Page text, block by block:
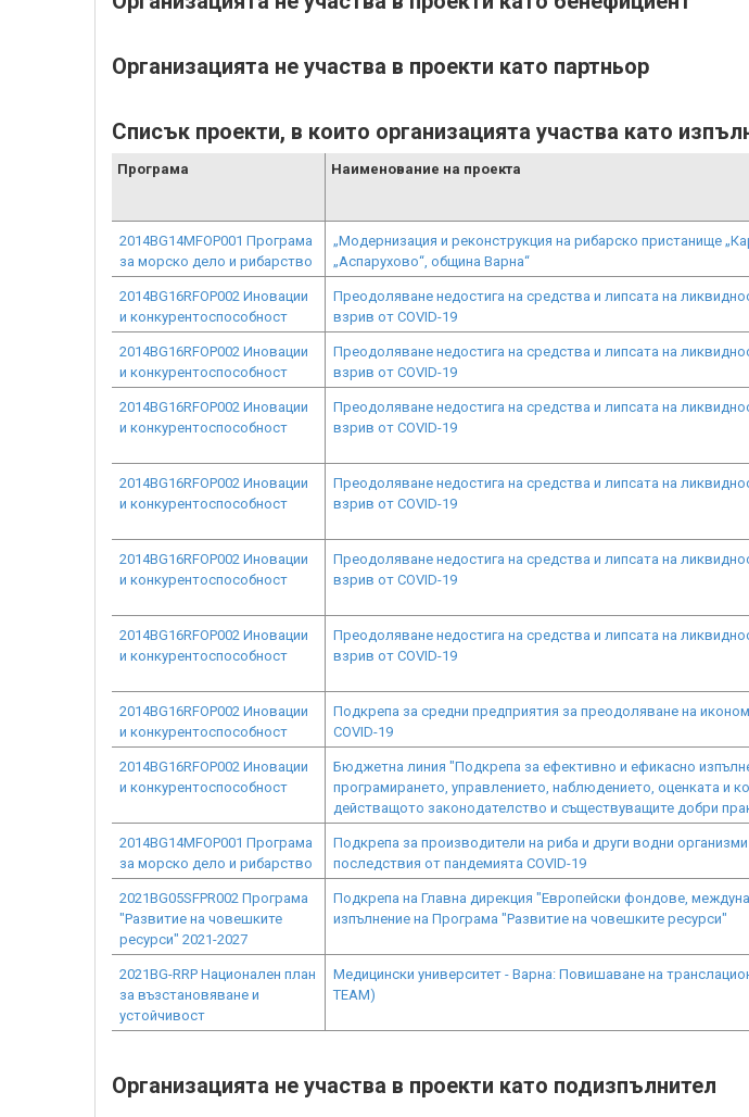
Организацията не участва в проекти като партньор
Списък проекти, в които организацията участва като
Програма Наименование на проекта
2014BG14MFOP001 Програма
за морско дело и рибарство
„Модернизация и реконструкция на рибарско пристанище
„Аспарухово“, община Варна“
2014BG16RFOP002 Иновации
и конкурентоспособност
Преодоляване недостига на средства и липсата на
взрив от COVID-19
2014BG16RFOP002 Иновации
и конкурентоспособност
Преодоляване недостига на средства и липсата на
взрив от COVID-19
2014BG16RFOP002 Иновации
и конкурентоспособност
Преодоляване недостига на средства и липсата на
взрив от COVID-19
2014BG16RFOP002 Иновации
и конкурентоспособност
Преодоляване недостига на средства и липсата на
взрив от COVID-19
2014BG16RFOP002 Иновации
и конкурентоспособност
Преодоляване недостига на средства и липсата на
взрив от COVID-19
2014BG16RFOP002 Иновации
и конкурентоспособност
Преодоляване недостига на средства и липсата на
взрив от COVID-19
2014BG16RFOP002 Иновации
и конкурентоспособност
Подкрепа за средни предприятия за преодоляване на
COVID-19
2014BG16RFOP002 Иновации
и конкурентоспособност
Бюджетна линия "Подкрепа за ефективно и ефикасно
програмирането, управлението, наблюдението, оценката и
действащото законодателство и съществуващите добри
2014BG14MFOP001 Програма
за морско дело и рибарство
Подкрепа за производители на риба и други водни
последствия от пандемията COVID-19
2021BG05SFPR002 Програма
"Развитие на човешките
ресурси" 2021-2027
Подкрепа на Главна дирекция "Европейски фондове,
изпълнение на Програма "Развитие на човешките ресурси"
2021BG-RRP Национален план
за възстановяване и
устойчивост
Медицински университет - Варна: Повишаване на
TEAM)
Организацията не участва в проекти като подизпълнител